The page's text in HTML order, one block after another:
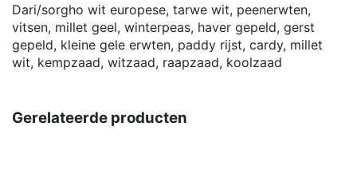
Dari/sorgho wit europese, tarwe wit, peenerwten,
vitsen, millet geel, winterpeas, haver gepeld, gerst
gepeld, kleine gele erwten, paddy rijst, cardy, millet
wit, kempzaad, witzaad, raapzaad, koolzaad
Gerelateerde producten